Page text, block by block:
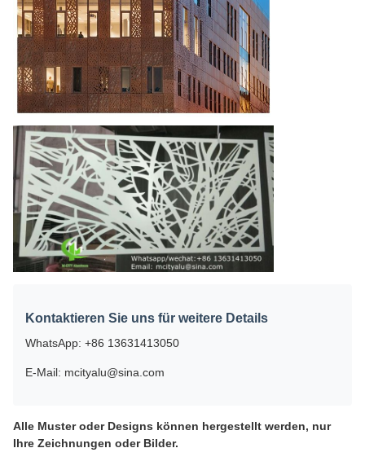
Kontaktieren Sie uns für weitere Details
WhatsApp: +86 13631413050
E-Mail: mcityalu@sina.com
Alle Muster oder Designs können hergestellt werden, nur
Ihre Zeichnungen oder Bilder.